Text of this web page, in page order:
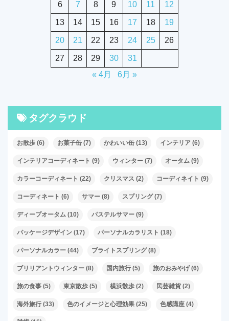
6 7 8 9 10 11 12
13 14 15 16 17 18 19
20 21 22 23 24 25 26
27 28 29 30
31
« 4月
6月 »
タグクラウド
お散歩 (6) お菓子缶 (7) かわいい缶 (13) インテリア (6)
インテリアコーディネート (9) ウィンター (7) オータム (9)
カラーコーディネート (22) クリスマス (2) コーディネイト (9)
コーディネート (6) サマー (8) スプリング(7)
ディープオータム (10) パステルサマー (9)
パッケージデザイン (17) パーソナルカラリスト (18)
パーソナルカラー (44) ブライトスプリング(8)
ブリリアントウィンター (8) 国内旅行 (5) 旅のおみやげ(6)
旅の食事 (5) 東京散歩 (5) 横浜散歩 (2) 民芸雑貨 (2)
海外旅行 (33) 色のイメージと心理効果 (25) 色感講座 (4)